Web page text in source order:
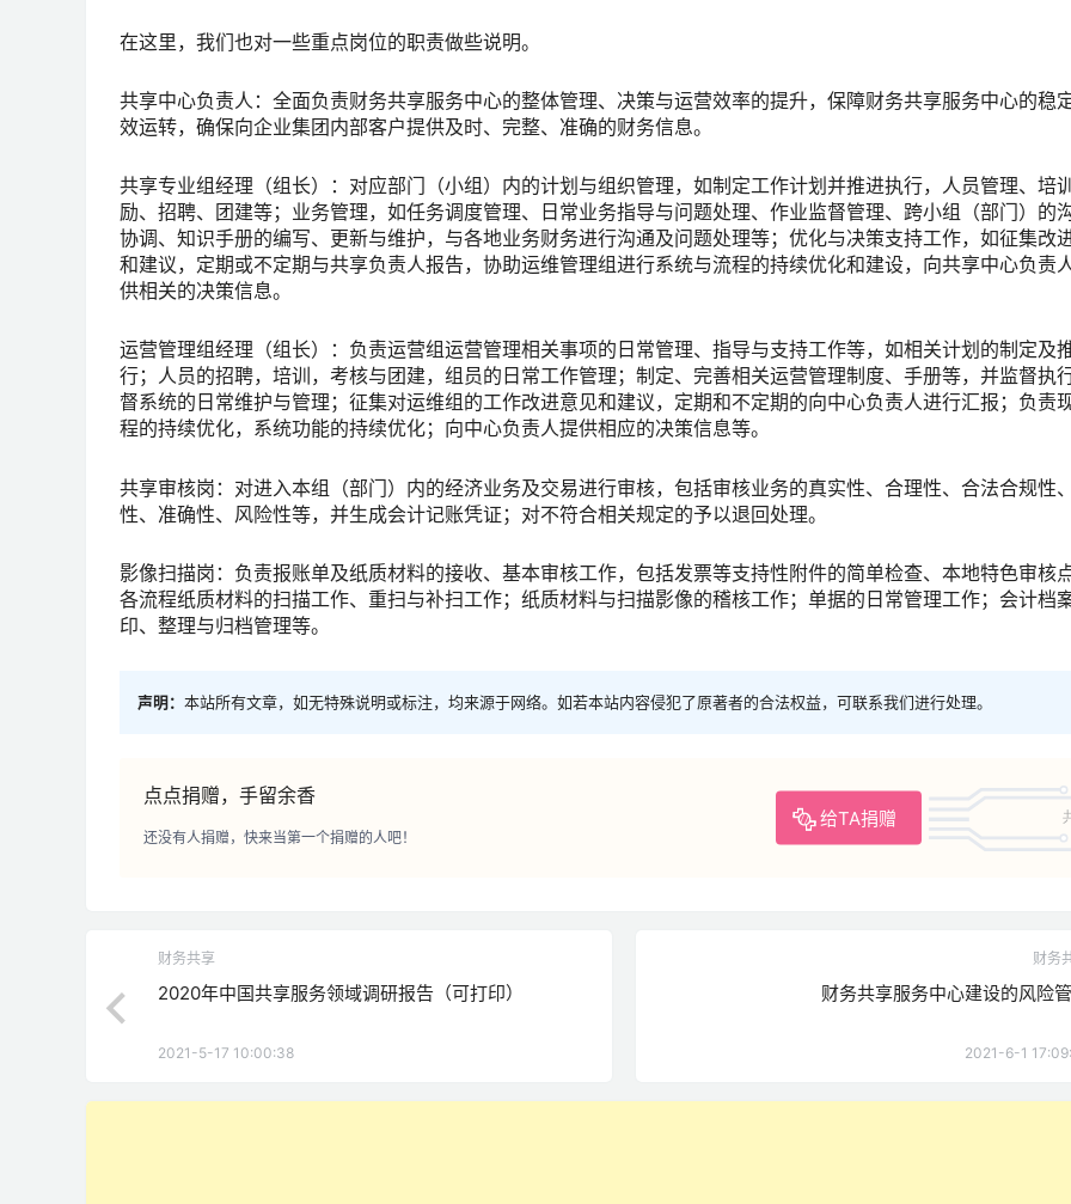
在这里，我们也对一些重点岗位的职责做些说明。
共享中心负责人：全面负责财务共享服务中心的整体管理、决策与运营效率的提升，保障财务共享服务中心的稳
效运转，确保向企业集团内部客户提供及时、完整、准确的财务信息。
共享专业组经理（组长）：对应部门（小组）内的计划与组织管理，如制定工作计划并推进执行，人员管理、培
励、招聘、团建等；业务管理，如任务调度管理、日常业务指导与问题处理、作业监督管理、跨小组（部门）的
协调、知识手册的编写、更新与维护，与各地业务财务进行沟通及问题处理等；优化与决策支持工作，如征集改
和建议，定期或不定期与共享负责人报告，协助运维管理组进行系统与流程的持续优化和建设，向共享中心负责
供相关的决策信息。
运营管理组经理（组长）：负责运营组运营管理相关事项的日常管理、指导与支持工作等，如相关计划的制定及
行；人员的招聘，培训，考核与团建，组员的日常工作管理；制定、完善相关运营管理制度、手册等，并监督执
督系统的日常维护与管理；征集对运维组的工作改进意见和建议，定期和不定期的向中心负责人进行汇报；负责
程的持续优化，系统功能的持续优化；向中心负责人提供相应的决策信息等。
共享审核岗：对进入本组（部门）内的经济业务及交易进行审核，包括审核业务的真实性、合理性、合法合规性
性、准确性、风险性等，并生成会计记账凭证；对不符合相关规定的予以退回处理。
影像扫描岗：负责报账单及纸质材料的接收、基本审核工作，包括发票等支持性附件的简单检查、本地特色审核
各流程纸质材料的扫描工作、重扫与补扫工作；纸质材料与扫描影像的稽核工作；单据的日常管理工作；会计档
印、整理与归档管理等。
声明： 本站所有文章，如无特殊说明或标注，均来源于网络。如若本站内容侵犯了原著者的合法权益，可联系我们进行处理。
点点捐赠，手留余香
给TA捐赠
还没有人捐赠，快来当第一个捐赠的人吧！
财务共享
2020年中国共享服务领域调研报告（可打印）
2021-5-17 10:00:38
财务
财务共享服务中心建设的风险
2021-6-1